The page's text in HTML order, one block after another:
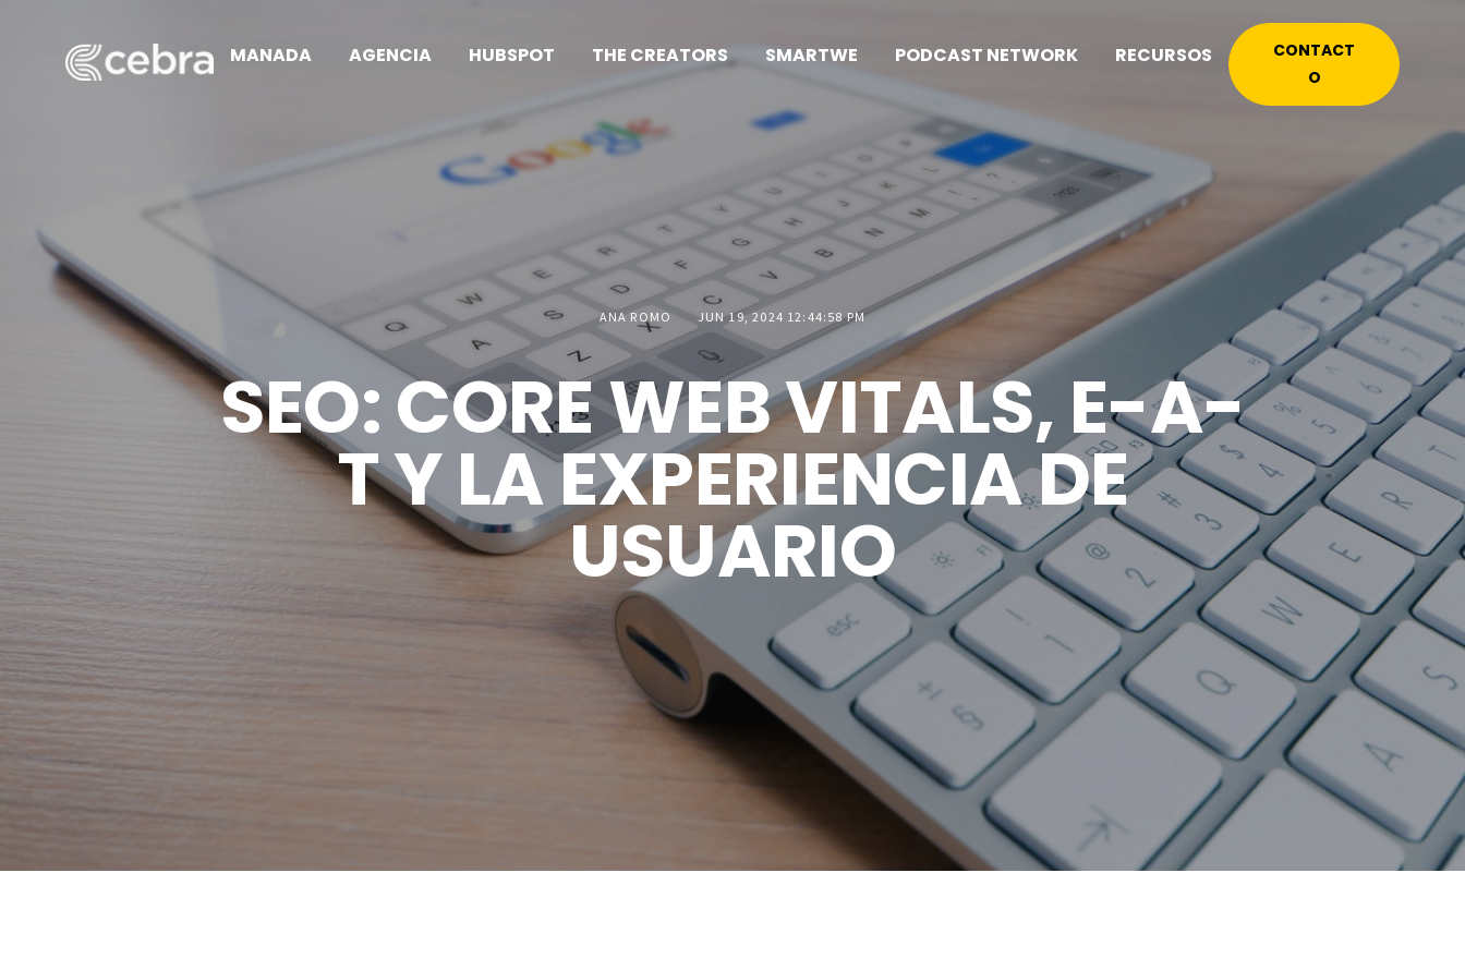
MANADA AGENCIA HUBSPOT THE CREATORS SMARTWE PODCAST NETWORK RECURSOS
CONTACT
O
ANA ROMO JUN 19, 2024 12:44:58 PM
SEO: CORE WEB VITALS, E-A-
T Y LA EXPERIENCIA DE
USUARIO